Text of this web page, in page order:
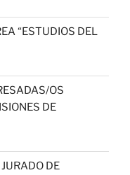
“ESTUDIOS DEL
OS
DE
DE